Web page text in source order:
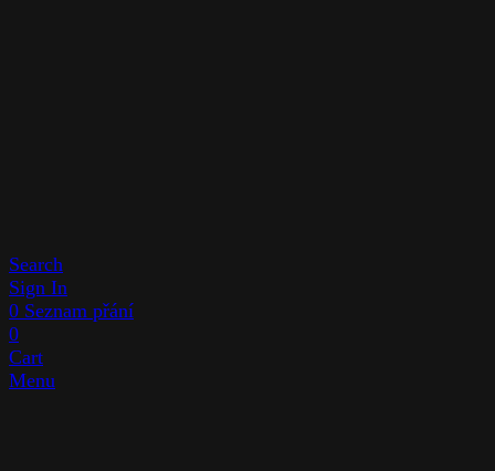
Search
Sign In
0 Seznam přání
0
Cart
Menu